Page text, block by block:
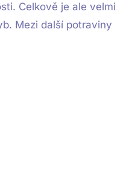
Celkově je ale velmi
Mezi další potraviny